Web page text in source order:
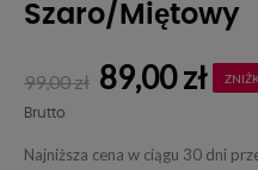
Szaro/miętowy
99,00 zł 89,00 zł
Brutto
Najniższa cena w ciągu 30 dni